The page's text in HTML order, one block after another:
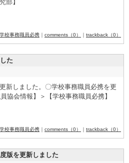
部】
学校事務職員必携 ｜ comments（0） ｜ trackback（0）
た
新しました。〇学校事務職員必携を更
協会情報】＞【学校事務職員必携】
学校事務職員必携 ｜ comments（0） ｜ trackback（0）
版を更新しました